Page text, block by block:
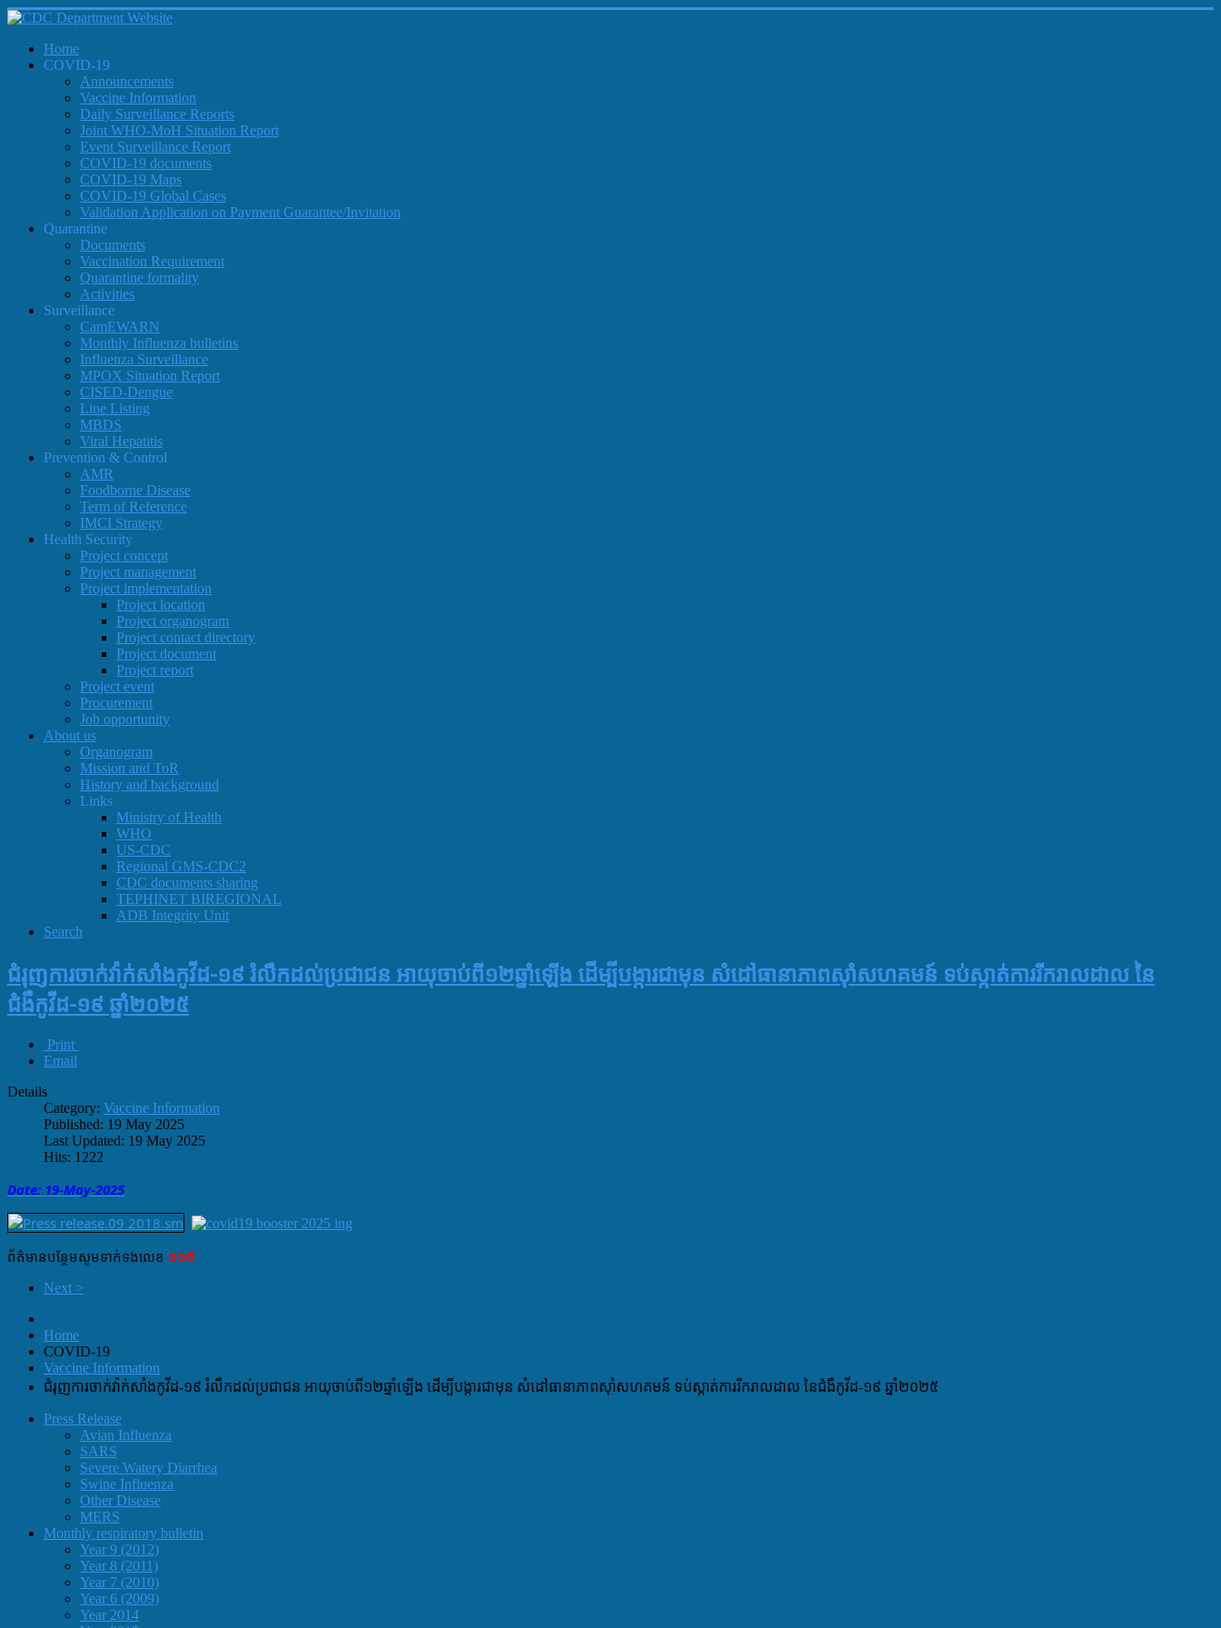
Home
COVID-19
Announcements
Vaccine Information
Daily Surveillance Reports
Joint WHO-MoH Situation Report
Event Surveillance Report
COVID-19 documents
COVID-19 Maps
COVID-19 Global Cases
Validation Application on Payment Guarantee/Invitation
Quarantine
Documents
Vaccination Requirement
Quarantine formality
Activities
Surveillance
CamEWARN
Monthly Influenza bulletins
Influenza Surveillance
MPOX Situation Report
CISED-Dengue
Line Listing
MBDS
Viral Hepatitis
Prevention & Control
AMR
Foodborne Disease
Term of Reference
IMCI Strategy
Health Security
Project concept
Project management
Project implementation
Project location
Project organogram
Project contact directory
Project document
Project report
Project event
Procurement
Job opportunity
About us
Organogram
Mission and ToR
History and background
Links
Ministry of Health
WHO
US-CDC
Regional GMS-CDC2
CDC documents sharing
TEPHINET BIREGIONAL
ADB Integrity Unit
Search
ជំរុញការចាក់វ៉ាក់សាំងកូវីដ-១៩ រំលឹកដល់ប្រជាជន អាយុចាប់ពី១២ឆ្នាំឡើង ដើម្បីបង្ការជាមុន សំដៅធានាភាពស៊ាំសហគមន៍ ទប់ស្កាត់ការរីករាលដាល នៃ
ជំងឺកូវីដ-១៩ ឆ្នាំ២០២៥
Print
Email
Details
Category: Vaccine Information
Published: 19 May 2025
Last Updated: 19 May 2025
Hits: 1222
Date: 19-May-2025
ព័ត៌មាន​បន្ថែម​សូម​ទាក់ទង​លេខ​ ១១៥
Next >
Home
COVID-19
Vaccine Information
ជំរុញការចាក់វ៉ាក់សាំងកូវីដ-១៩ រំលឹកដល់ប្រជាជន អាយុចាប់ពី១២ឆ្នាំឡើង ដើម្បីបង្ការជាមុន សំដៅធានាភាពស៊ាំសហគមន៍ ទប់ស្កាត់ការរីករាលដាល នៃជំងឺកូវីដ-១៩ ឆ្នាំ២០២៥
Press Release
Avian Influenza
SARS
Severe Watery Diarrhea
Swine Influenza
Other Disease
MERS
Monthly respiratory bulletin
Year 9 (2012)
Year 8 (2011)
Year 7 (2010)
Year 6 (2009)
Year 2014